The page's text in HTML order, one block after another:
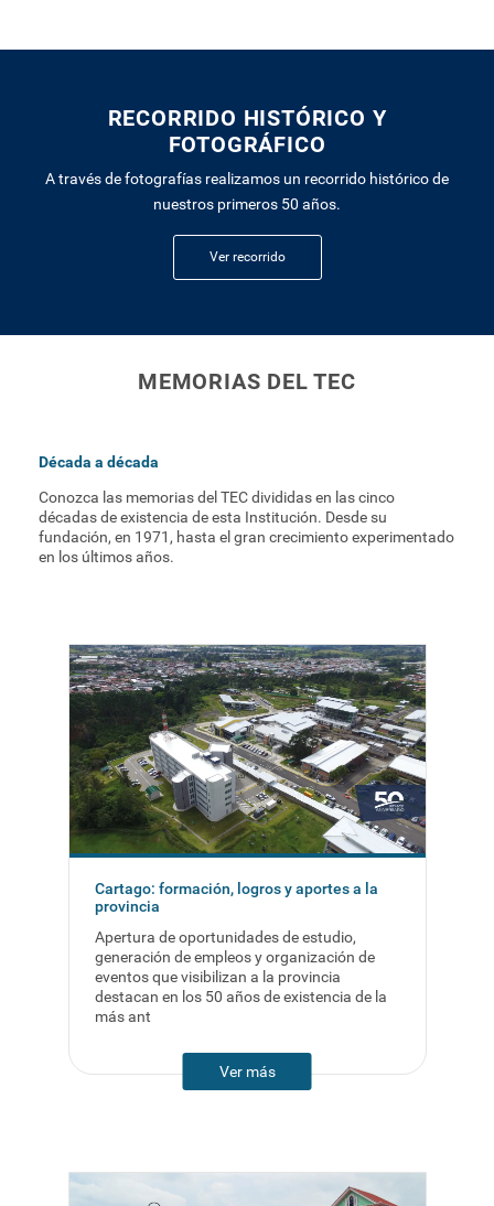
RECORRIDO HISTÓRICO Y
FOTOGRÁFICO
A través de fotografías realizamos un recorrido histórico de
nuestros primeros 50 años.
Ver recorrido
MEMORIAS DEL TEC
Década a década
Conozca las memorias del TEC divididas en las cinco
décadas de existencia de esta Institución. Desde su
fundación, en 1971, hasta el gran crecimiento experimentado
en los últimos años.
Cartago: formación, logros y aportes a la
provincia
Apertura de oportunidades de estudio,
generación de empleos y organización de
eventos que visibilizan a la provincia
destacan en los 50 años de existencia de la
más ant
Ver más